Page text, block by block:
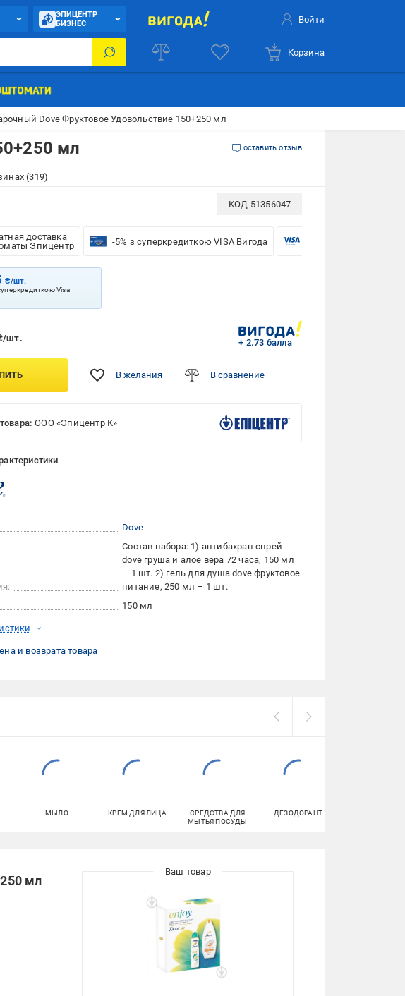
ЭПИЦЕНТР
БИЗНЕС
Войти
Корзина
Dove Фруктовое Удовольствие 150+250 мл
мл оставить отзыв
(319)
КОД 51356047
доставка
Эпицентр
-5% з суперкредиткою VISA Вигода
₴/шт.
Visa
шт. + 2.73 балла
В желания В сравнение
ООО «Эпицентр К»
Dove
Состав набора: 1) антибахран спрей
dove груша и алое вера 72 часа, 150 мл
– 1 шт. 2) гель для душа dove фруктовое
питание, 250 мл – 1 шт.
150 мл
и возврата товара
МЫЛО КРЕМ ДЛЯ ЛИЦА
СРЕДСТВА ДЛЯ
МЫТЬЯ ПОСУДЫ
ДЕЗОДОРАНТ
мл